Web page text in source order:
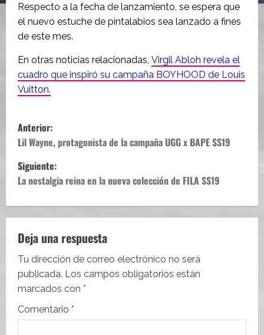
Respecto a la fecha de lanzamiento, se espera que
el nuevo estuche de pintalabios sea lanzado a fines
de este mes.
En otras noticias relacionadas, Virgil Abloh revela el
cuadro que inspiró su campaña BOYHOOD de Louis
Vuitton.
N
a
v
g
a
c
i
ó
Anterior:
Lil Wayne, protagonista de la campaña UGG x BAPE SS19
Siguiente:
La nostalgia reina en la nueva colección de FILA SS19
Deja una respuesta
Tu dirección de correo electrónico no será
publicada. Los campos obligatorios están
marcados con *
Comentario *